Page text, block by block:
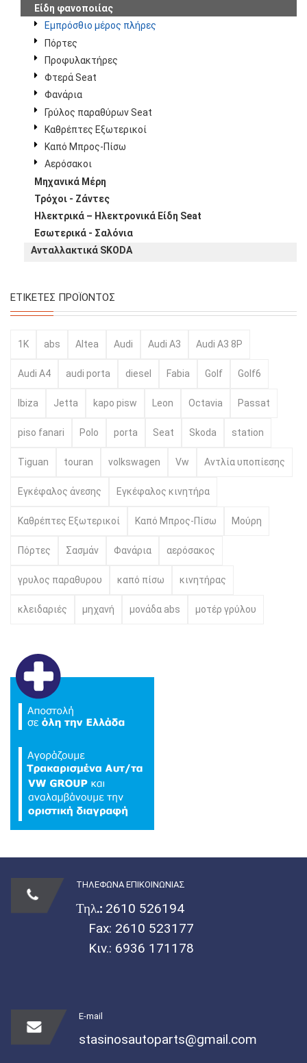
Είδη φανοποιίας
Εμπρόσθιο μέρος πλήρες
Πόρτες
Προφυλακτήρες
Φτερά Seat
Φανάρια
Γρύλος παραθύρων Seat
Καθρέπτες Εξωτερικοί
Καπό Μπρος-Πίσω
Αερόσακοι
Μηχανικά Μέρη
Τρόχοι - Ζάντες
Ηλεκτρικά – Ηλεκτρονικά Είδη Seat
Εσωτερικά - Σαλόνια
Ανταλλακτικά SKODA
ΕΤΙΚΈΤΕΣ ΠΡΟΪΌΝΤΟΣ
1K abs Altea Audi Audi A3 Audi A3 8P
Audi A4 audi porta diesel Fabia Golf Golf6
Ibiza Jetta kapo pisw Leon Octavia Passat
piso fanari Polo porta Seat Skoda station
Tiguan touran volkswagen Vw Αντλία υποπίεσης
Εγκέφαλος άνεσης Εγκέφαλος κινητήρα
Καθρέπτες Εξωτερικοί Καπό Μπρος-Πίσω Μούρη
Πόρτες Σασμάν Φανάρια αερόσακος
γρυλος παραθυρου καπό πίσω κινητήρας
κλειδαριές μηχανή μονάδα abs μοτέρ γρύλου
ΤΗΛΕΦΩΝΑ ΕΠΙΚΟΙΝΩΝΙΑΣ
Τηλ.: 2610 526194
Fax: 2610 523177
Κιν.: 6936 171178
E-mail
stasinosautoparts@gmail.com